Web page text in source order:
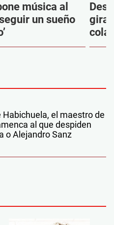
música al
un sueño
gira
Habichuela, el maestro de
al que despiden
o Alejandro Sanz